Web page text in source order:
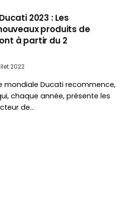
2023 : Les
produits de
à partir du 2
2022
mondiale Ducati recommence,
chaque année, présente les
de…